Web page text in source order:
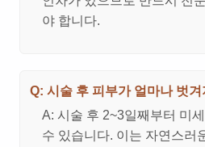
야 합니다.
Q: 시술 후 피부가 얼마나 벗
A: 시술 후 2~3일째부터 미
수 있습니다. 이는 자연스러